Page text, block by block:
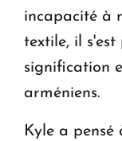
incapacité à
textile, il
signification
arméniens.
Kyle a